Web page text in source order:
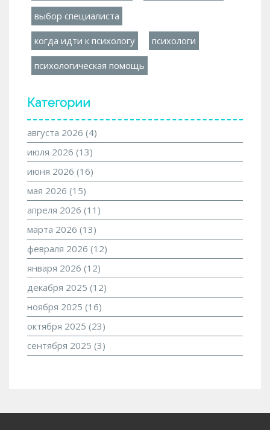
выбор специалиста
когда идти к психологу психологи
психологическая помощь
Категории
августа 2026 (4)
июля 2026 (13)
июня 2026 (16)
мая 2026 (15)
апреля 2026 (11)
марта 2026 (13)
февраля 2026 (12)
января 2026 (12)
декабря 2025 (12)
ноября 2025 (16)
октября 2025 (23)
сентября 2025 (3)